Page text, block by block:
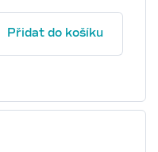
Přidat do košíku